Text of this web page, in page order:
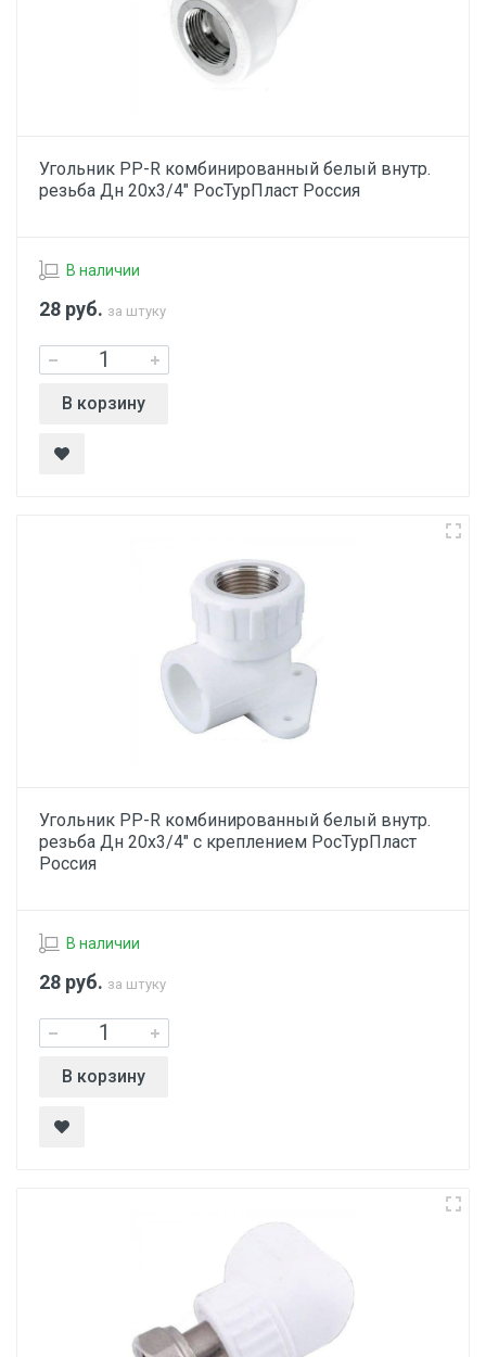
Угольник PP-R комбинированный белый внутр.
резьба Дн 20х3/4" РосТурПласт Россия
В наличии
28 руб. за штуку
В корзину
Угольник PP-R комбинированный белый внутр.
резьба Дн 20х3/4" с креплением РосТурПласт
Россия
В наличии
28 руб. за штуку
В корзину